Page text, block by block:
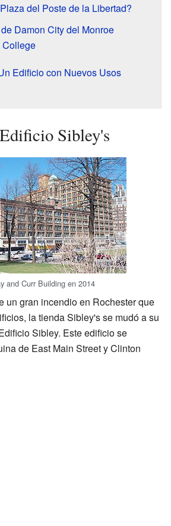
del Poste de la Libertad?
Damon City del Monroe
College
Edificio con Nuevos Usos
Sibley's
and Curr Building en 2014
un gran incendio en Rochester que
la tienda Sibley's se mudó a su
Sibley. Este edificio se
de East Main Street y Clinton